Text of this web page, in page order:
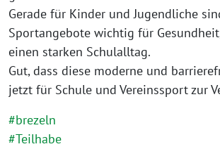
Gerade für Kinder und Jugendliche
Sportangebote wichtig für
einen starken Schulalltag.
Gut, dass diese moderne und
jetzt für Schule und Vereinssport zur
#brezeln
#Teilhabe